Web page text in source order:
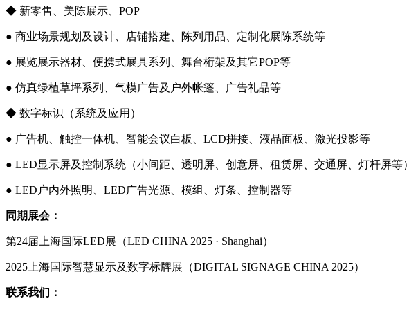
◆ 新零售、美陈展示、POP
● 商业场景规划及设计、店铺搭建、陈列用品、定制化展陈系统等
● 展览展示器材、便携式展具系列、舞台桁架及其它POP等
● 仿真绿植草坪系列、气模广告及户外帐篷、广告礼品等
◆ 数字标识（系统及应用）
● 广告机、触控一体机、智能会议白板、LCD拼接、液晶面板、激光投影等
● LED显示屏及控制系统（小间距、透明屏、创意屏、租赁屏、交通屏、灯杆屏等）
● LED户内外照明、LED广告光源、模组、灯条、控制器等
同期展会：
第24届上海国际LED展（LED CHINA 2025 · Shanghai）
2025上海国际智慧显示及数字标牌展（DIGITAL SIGNAGE CHINA 2025）
联系我们：